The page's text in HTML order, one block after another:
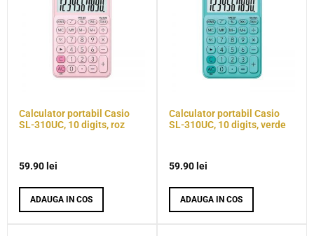
Calculator portabil Casio
SL-310UC, 10 digits, roz
59.90 lei
ADAUGA IN COS
Calculator portabil Casio
SL-310UC, 10 digits, verde
59.90 lei
ADAUGA IN COS